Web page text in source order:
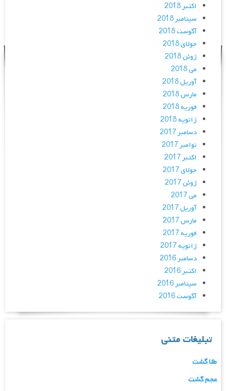
اکتبر 2018
سپتامبر 2018
آگوست 2018
جولای 2018
ژوئن 2018
می 2018
آوریل 2018
مارس 2018
فوریه 2018
ژانویه 2018
دسامبر 2017
نوامبر 2017
اکتبر 2017
جولای 2017
ژوئن 2017
می 2017
آوریل 2017
مارس 2017
فوریه 2017
ژانویه 2017
دسامبر 2016
اکتبر 2016
سپتامبر 2016
آگوست 2016
تبلیغات متنی
طلا گشت
عجم گشت